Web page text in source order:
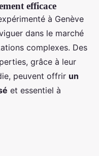
efficace
à Genève
dans le marché
complexes. Des
grâce à leur
peuvent offrir un
et essentiel à